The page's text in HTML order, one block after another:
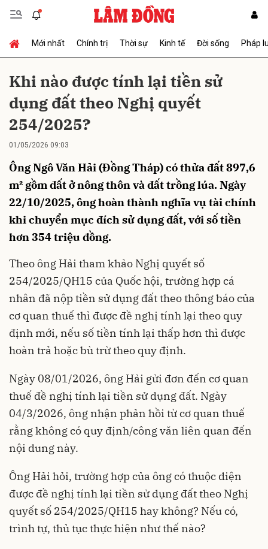
Mới nhất Chính trị Thời sự Kinh tế Đời sống Pháp
Khi nào được tính lại tiền sử
dụng đất theo Nghị quyết
254/2025?
01/05/2026 09:03
Ông Ngô Văn Hải (Đồng Tháp) có thửa đất 897,6
m² gồm đất ở nông thôn và đất trồng lúa. Ngày
22/10/2025, ông hoàn thành nghĩa vụ tài chính
khi chuyển mục đích sử dụng đất, với số tiền
hơn 354 triệu đồng.
Theo ông Hải tham khảo Nghị quyết số
254/2025/QH15 của Quốc hội, trường hợp cá
nhân đã nộp tiền sử dụng đất theo thông báo của
cơ quan thuế thì được đề nghị tính lại theo quy
định mới, nếu số tiền tính lại thấp hơn thì được
hoàn trả hoặc bù trừ theo quy định.
Ngày 08/01/2026, ông Hải gửi đơn đến cơ quan
thuế đề nghị tính lại tiền sử dụng đất. Ngày
04/3/2026, ông nhận phản hồi từ cơ quan thuế
rằng không có quy định/công văn liên quan đến
nội dung này.
Ông Hải hỏi, trường hợp của ông có thuộc diện
được đề nghị tính lại tiền sử dụng đất theo Nghị
quyết số 254/2025/QH15 hay không? Nếu có,
trình tự, thủ tục thực hiện như thế nào?
Gửi bình luận
Hủy Gửi